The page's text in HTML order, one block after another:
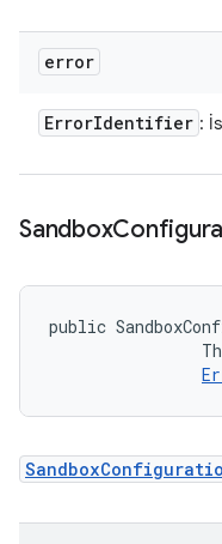
error
ErrorIdentifier :
Sandbox
public